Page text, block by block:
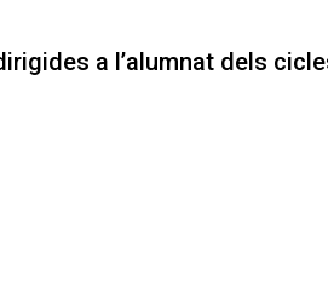
a l’alumnat dels